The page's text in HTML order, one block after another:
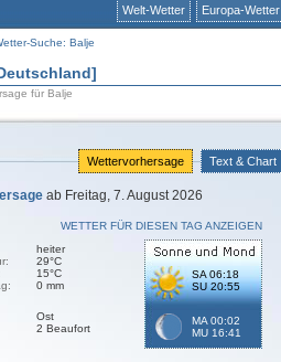
Welt-Wetter Europa-Wetter
Suche: Balje
für Balje
Wettervorhersage Text & Chart
ab Freitag, 7. August 2026
WETTER FÜR DIESEN TAG ANZEIGEN
heiter
29°C
15°C
0 mm
SA 06:18
SU 20:55
MA 00:02
MU 16:41
Ost
2 Beaufort